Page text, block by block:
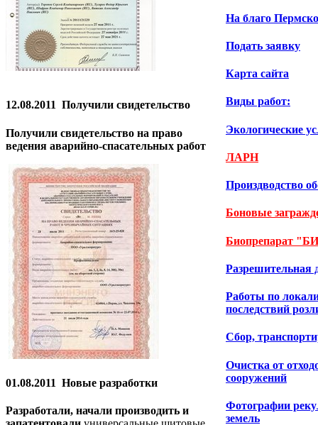
12.08.2011 Получили свидетельство
Получили свидетельство на право
ведения аварийно-спасательных работ
01.08.2011 Новые разработки
Разработали, начали производить и
На благо
Подать заявку
Карта сайта
Виды работ:
Экологические
ЛАРН
Произдводство
Боновые
Биопрепарат
Разрешительная
Работы по
последствий
Сбор,
Очистка от
сооружений
Фотографии
земель